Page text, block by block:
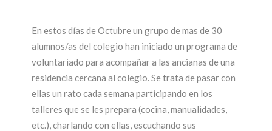
En estos días de Octubre un grupo de mas de 30
alumnos/as del colegio han iniciado un programa de
voluntariado para acompañar a las ancianas de una
residencia cercana al colegio. Se trata de pasar con
ellas un rato cada semana participando en los
talleres que se les prepara (cocina, manualidades,
etc.), charlando con ellas, escuchando sus